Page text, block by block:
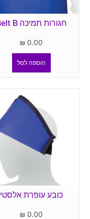
חגורות תמיכה Belt B
0.00
₪
הוספה לסל
כובע עופרת אלסטי
0.00
₪